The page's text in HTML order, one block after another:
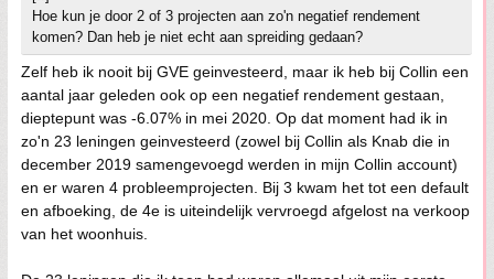
Hoe kun je door 2 of 3 projecten aan zo'n negatief rendement
komen? Dan heb je niet echt aan spreiding gedaan?
Zelf heb ik nooit bij GVE geinvesteerd, maar ik heb bij Collin een
aantal jaar geleden ook op een negatief rendement gestaan,
dieptepunt was -6.07% in mei 2020. Op dat moment had ik in
zo'n 23 leningen geinvesteerd (zowel bij Collin als Knab die in
december 2019 samengevoegd werden in mijn Collin account)
en er waren 4 probleemprojecten. Bij 3 kwam het tot een default
en afboeking, de 4e is uiteindelijk vervroegd afgelost na verkoop
van het woonhuis.